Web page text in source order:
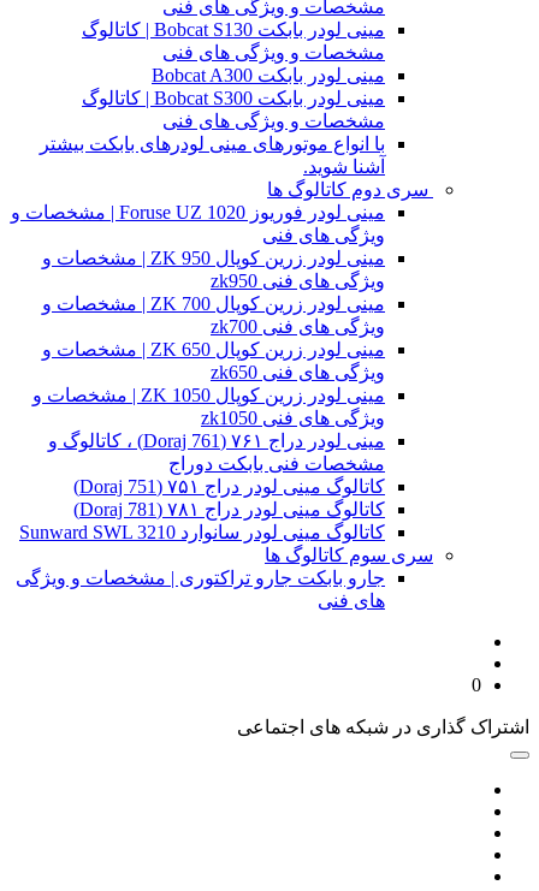
مشخصات و ویژگی های فنی
مینی لودر بابکت Bobcat S130 | کاتالوگ
مشخصات و ویژگی های فنی
مینی لودر بابکت Bobcat A300
مینی لودر بابکت Bobcat S300 | کاتالوگ
مشخصات و ویژگی های فنی
با انواع موتورهای مینی لودرهای بابکت بیشتر
آشنا شوید.
سری دوم کاتالوگ ها
مینی لودر فوریوز Foruse UZ 1020 | مشخصات و
ویژگی های فنی
مینی لودر زرین کوپال ZK 950 | مشخصات و
ویژگی های فنی zk950
مینی لودر زرین کوپال ZK 700 | مشخصات و
ویژگی های فنی zk700
مینی لودر زرین کوپال ZK 650 | مشخصات و
ویژگی های فنی zk650
مینی لودر زرین کوپال ZK 1050 | مشخصات و
ویژگی های فنی zk1050
مینی لودر دراج ۷۶۱ (Doraj 761) ، کاتالوگ و
مشخصات فنی بابکت دوراج
کاتالوگ مینی لودر دراج ۷۵۱ (Doraj 751)
کاتالوگ مینی لودر دراج ۷۸۱ (Doraj 781)
کاتالوگ مینی لودر سانوارد Sunward SWL 3210
سری سوم کاتالوگ ها
جارو بابکت جارو تراکتوری | مشخصات و ویژگی
های فنی
0
اشتراک گذاری در شبکه های اجتماعی